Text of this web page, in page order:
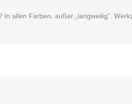
In allen Farben, außer „langweilig“.